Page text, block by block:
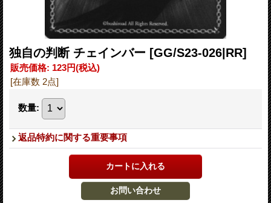
独自の判断 チェインバー [GG/S23-026|RR]
販売価格: 123円(税込)
[在庫数 2点]
数量:
返品特約に関する重要事項